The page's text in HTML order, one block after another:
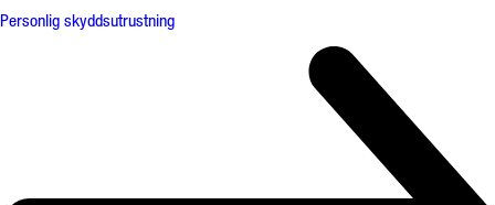
Personlig skyddsutrustning